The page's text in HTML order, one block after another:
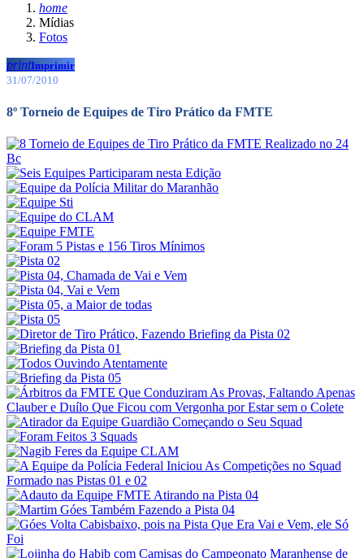
home
Mídias
Fotos
printImprimir
31/07/2010
8º Torneio de Equipes de Tiro Prático da FMTE